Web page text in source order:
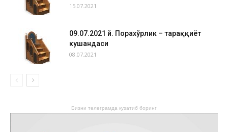
15.07.2021
09.07.2021 й. Порахўрлик – тараққиёт
кушандаси
08.07.2021
Бизни телеграмда кузатиб боринг